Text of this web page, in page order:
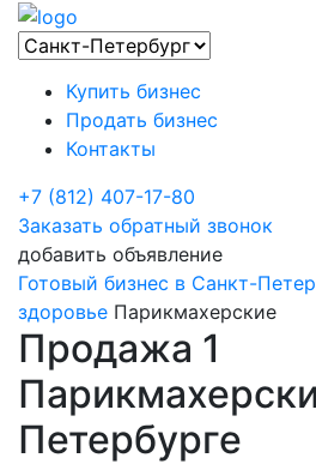
Купить бизнес
Продать бизнес
Контакты
+7 (812) 407-17-80
Заказать обратный звонок
добавить объявление
Готовый бизнес в Санкт-
здоровье Парикмахерские
Продажа 1
Петербурге